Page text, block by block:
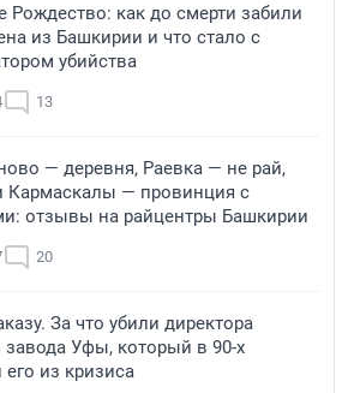
Рождество: как до смерти забили
из Башкирии и что стало с
убийства
13
— деревня, Раевка — не рай,
— провинция с
отзывы на райцентры Башкирии
20
За что убили директора
завода Уфы, который в 90-х
из кризиса